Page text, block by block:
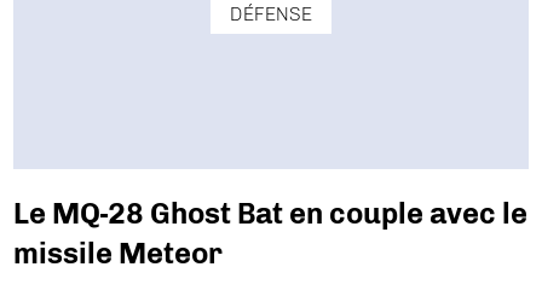
DÉFENSE
Le MQ-28 Ghost Bat en couple avec le
missile Meteor